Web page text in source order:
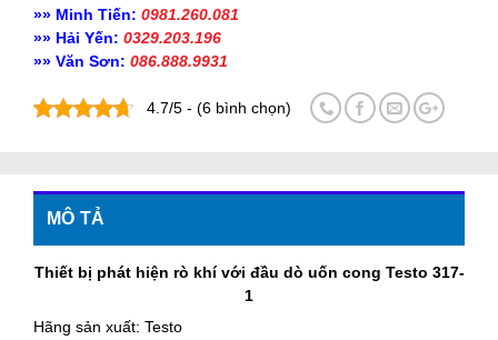
»» Minh Tiến: 0981.260.081
»» Hải Yến: 0329.203.196
»» Văn Sơn: 086.888.9931
4.7/5 - (6 bình chọn)
MÔ TẢ
Thiết bị phát hiện rò khí với đầu dò uốn cong Testo 317-
1
Hãng sản xuất: Testo